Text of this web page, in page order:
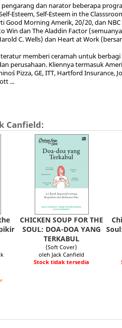
pengarang dan narator beberapa
Esteem, Self-Esteem in the
Good Morning Amerik, 20/20, dan
Win dan The Aladdin Factor
C. Wells) dan Heart at Work
teratur memberi ceramah untuk
perusahaan. Kliennya termasuk
Pizza, GE, ITT, Hartford
...
Canfield:
CHICKEN SOUP FOR THE
SOUL: DOA-DOA YANG
TERKABUL
(Soft Cover)
oleh Jack Canfield
Stock tidak tersedia